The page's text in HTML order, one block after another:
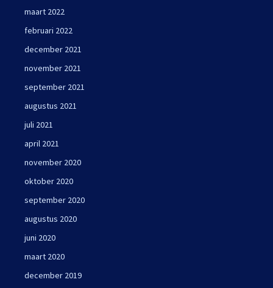
maart 2022
februari 2022
december 2021
november 2021
september 2021
augustus 2021
juli 2021
april 2021
november 2020
oktober 2020
september 2020
augustus 2020
juni 2020
maart 2020
december 2019